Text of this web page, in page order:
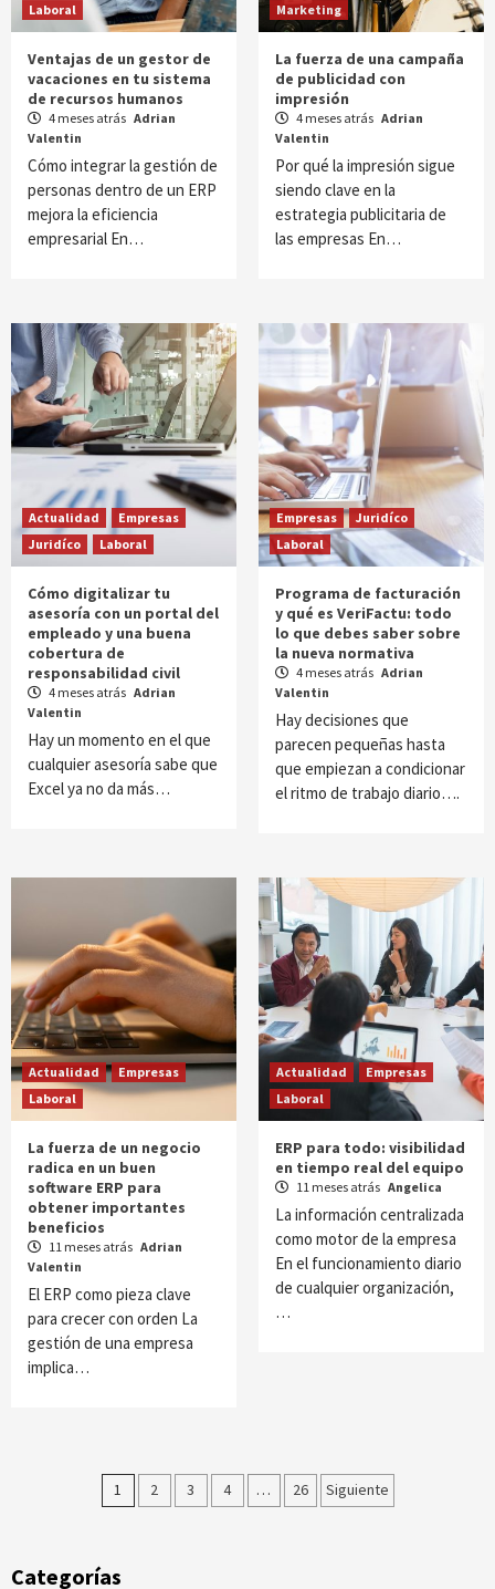
Laboral
Ventajas de un gestor de
vacaciones en tu sistema
de recursos humanos
4 meses atrás Adrian
Valentin
Cómo integrar la gestión de
personas dentro de un ERP
mejora la eficiencia
empresarial En…
Marketing
La fuerza de una campaña
de publicidad con
impresión
4 meses atrás Adrian
Valentin
Por qué la impresión sigue
siendo clave en la
estrategia publicitaria de
las empresas En…
Actualidad
Empresas
Juridíco
Laboral
Cómo digitalizar tu
asesoría con un portal del
empleado y una buena
cobertura de
responsabilidad civil
4 meses atrás Adrian
Valentin
Hay un momento en el que
cualquier asesoría sabe que
Excel ya no da más…
Empresas
Juridíco
Laboral
Programa de facturación
y qué es VeriFactu: todo
lo que debes saber sobre
la nueva normativa
4 meses atrás Adrian
Valentin
Hay decisiones que
parecen pequeñas hasta
que empiezan a condicionar
el ritmo de trabajo diario….
Actualidad
Empresas
Laboral
La fuerza de un negocio
radica en un buen
software ERP para
obtener importantes
beneficios
11 meses atrás Adrian
Valentin
El ERP como pieza clave
para crecer con orden La
gestión de una empresa
implica…
Actualidad
Empresas
Laboral
ERP para todo: visibilidad
en tiempo real del equipo
11 meses atrás Angelica
La información centralizada
como motor de la empresa
En el funcionamiento diario
de cualquier organización,
…
Paginación
entradas
1 2 3 4 … 26 Siguiente
Categorías